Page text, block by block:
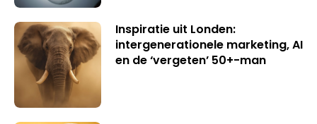
Inspiratie uit Londen:
intergenerationele marketing, AI
en de ‘vergeten’ 50+-man